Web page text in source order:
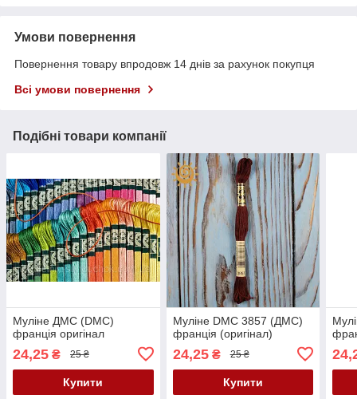
Умови повернення
Повернення товару впродовж 14 днів за рахунок покупця
Всі умови повернення
Подібні товари компанії
Муліне ДМС (DMC)
франція оригінал
24,25 ₴ 25 ₴
Купити
Муліне DMC 3857 (ДМС)
франція (оригінал)
24,25₴ 25 ₴
Купити